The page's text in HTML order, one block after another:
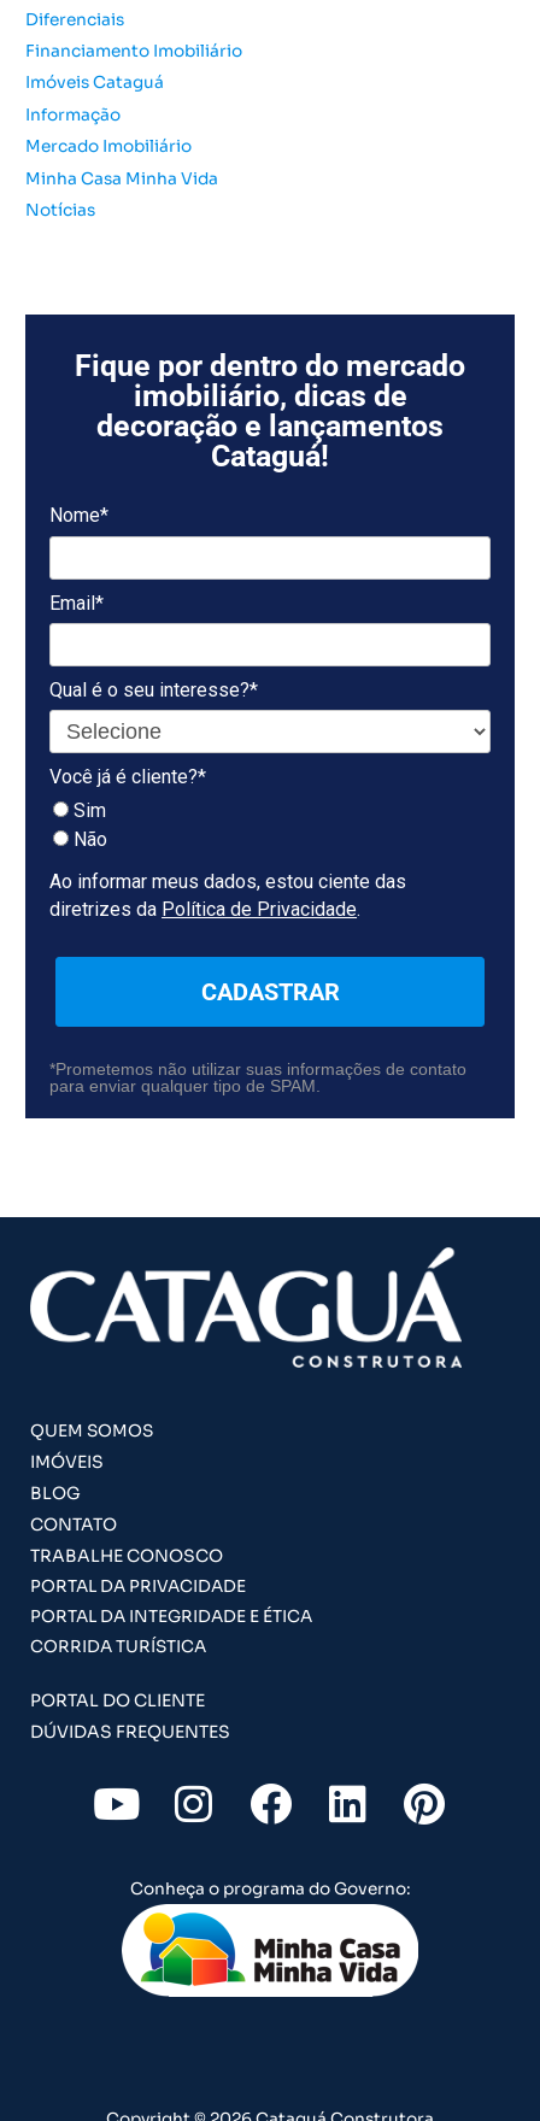
r
:
Diferenciais
Financiamento Imobiliário
Imóveis Cataguá
Informação
Mercado Imobiliário
Minha Casa Minha Vida
Notícias
Fique por dentro do mercado
imobiliário, dicas de
decoração e lançamentos
Cataguá!
Nome*
Email*
Qual é o seu interesse?*
Você já é cliente?*
Sim
Não
Ao informar meus dados, estou ciente das
diretrizes da Política de Privacidade.
CADASTRAR
*Prometemos não utilizar suas informações de contato
para enviar qualquer tipo de SPAM.
QUEM SOMOS
IMÓVEIS
BLOG
CONTATO
TRABALHE CONOSCO
PORTAL DA PRIVACIDADE
PORTAL DA INTEGRIDADE E ÉTICA
CORRIDA TURÍSTICA
PORTAL DO CLIENTE
DÚVIDAS FREQUENTES
Y
o
u
t
u
b
I
n
s
t
a
g
F
a
c
e
b
o
L
i
n
k
e
d
P
i
Conheça o programa do Governo: